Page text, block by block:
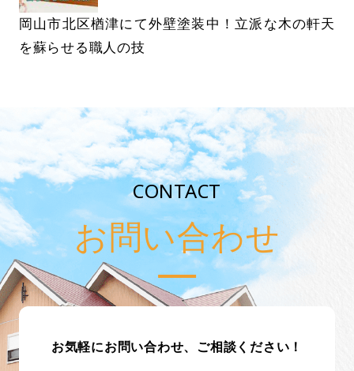
岡山市北区楢津にて外壁塗装中！立派な木の軒天
を蘇らせる職人の技
CONTACT
お問い合わせ
お気軽にお問い合わせ、ご相談ください！